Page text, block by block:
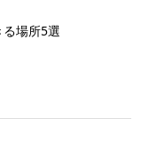
場所5選